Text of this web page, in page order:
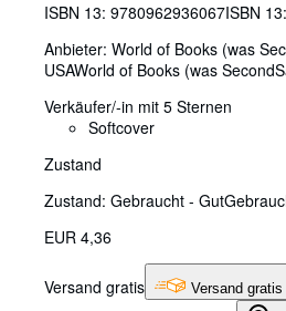
ISBN 13: 9780962936067ISBN
Anbieter: World of Books (was
USAWorld of Books (was
Verkäufer/-in mit 5 Sternen
Softcover
Zustand
Zustand: Gebraucht - Gut
EUR 4,36
Versand gratis Versand gratis